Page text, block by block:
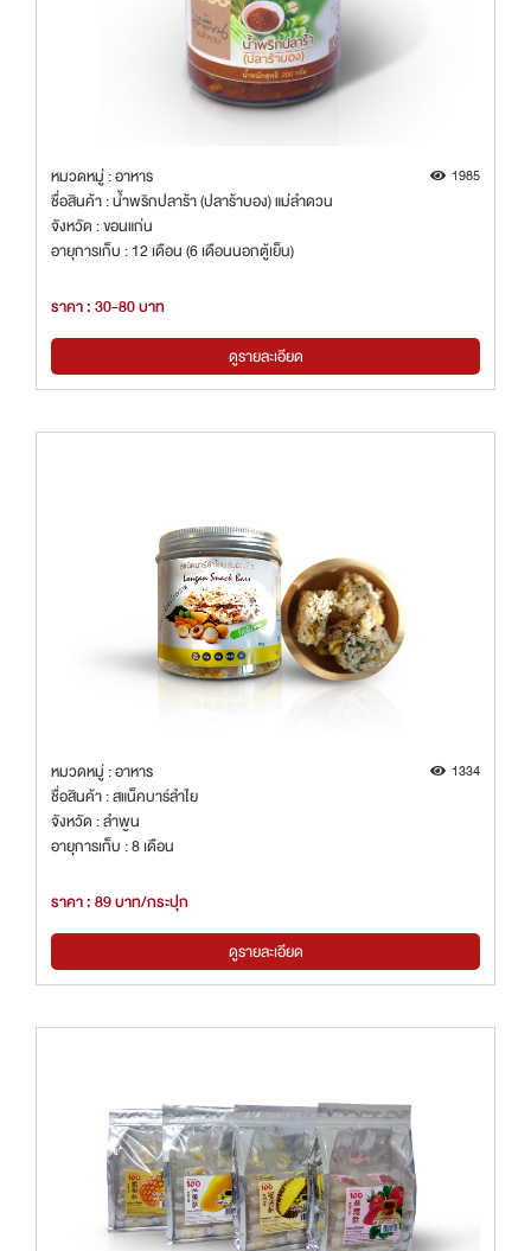
หมวดหมู่ : อาหาร 1985
ชื่อสินค้า : น้ำพริกปลาร้า (ปลาร้าบอง) แม่ลำดวน
จังหวัด : ขอนแก่น
อายุการเก็บ : 12 เดือน (6 เดือนนอกตู้เย็น)
ราคา : 30-80 บาท
ดูรายละเอียด
หมวดหมู่ : อาหาร 1334
ชื่อสินค้า : สแน็คบาร์ลำไย
จังหวัด : ลำพูน
อายุการเก็บ : 8 เดือน
ราคา : 89 บาท/กระปุก
ดูรายละเอียด